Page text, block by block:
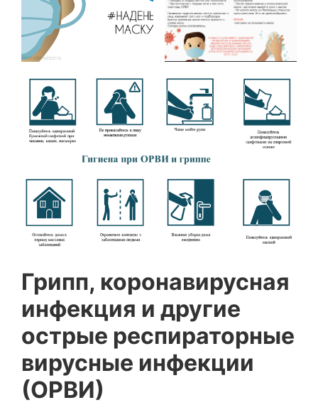
Грипп, коронавирусная
инфекция и другие
острые респираторные
вирусные инфекции
(ОРВИ)